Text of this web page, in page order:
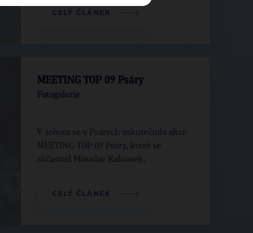
CELÝ ČLÁNEK
MEETING TOP 09 Psáry
Fotogalerie
V sobotu se v Psárech uskutečnila akce
MEETING TOP 09 Psáry, které se
zůčastnil Miroslav Kalousek.
CELÝ ČLÁNEK